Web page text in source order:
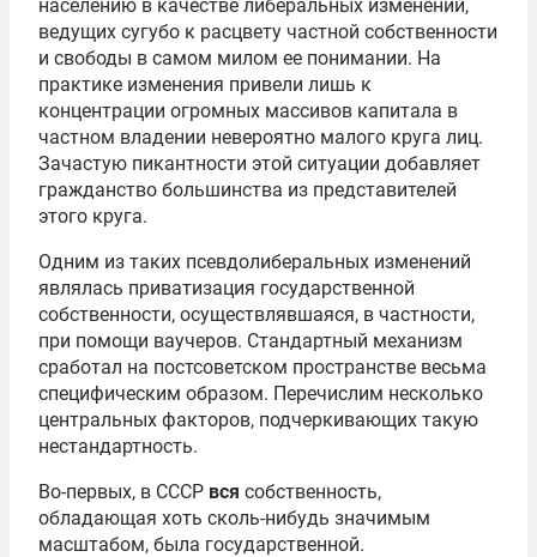
населению в качестве либеральных изменений,
ведущих сугубо к расцвету частной собственности
и свободы в самом милом ее понимании. На
практике изменения привели лишь к
концентрации огромных массивов капитала в
частном владении невероятно малого круга лиц.
Зачастую пикантности этой ситуации добавляет
гражданство большинства из представителей
этого круга.
Одним из таких псевдолиберальных изменений
являлась приватизация государственной
собственности, осуществлявшаяся, в частности,
при помощи ваучеров. Стандартный механизм
сработал на постсоветском пространстве весьма
специфическим образом. Перечислим несколько
центральных факторов, подчеркивающих такую
нестандартность.
Во-первых, в СССР вся собственность,
обладающая хоть сколь-нибудь значимым
масштабом, была государственной.